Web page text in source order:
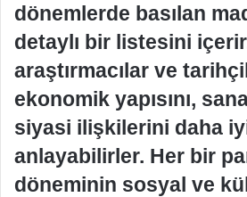
dönemlerde basılan
detaylı bir listesini
araştırmacılar ve
ekonomik yapısını,
siyasi ilişkilerini daha
anlayabilirler. Her bir
döneminin sosyal ve